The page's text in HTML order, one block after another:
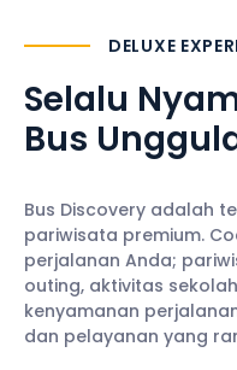
DELUXE
Selalu
Bus
Bus Discovery adalah
pariwisata premium.
perjalanan Anda;
outing, aktivitas
kenyamanan
dan pelayanan yang